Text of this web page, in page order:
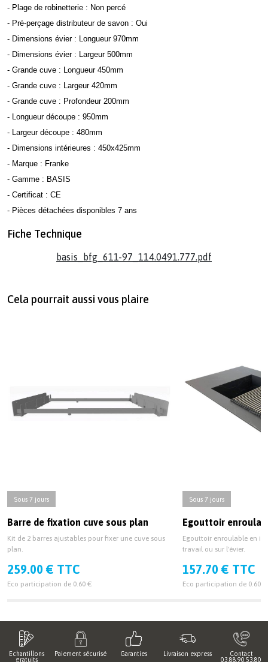
- Plage de robinetterie : Non percé
- Pré-perçage distributeur de savon : Oui
- Dimensions évier : Longueur 970mm
- Dimensions évier : Largeur 500mm
- Grande cuve : Longueur 450mm
- Grande cuve : Largeur 420mm
- Grande cuve : Profondeur 200mm
- Longueur découpe : 950mm
- Largeur découpe : 480mm
- Dimensions intérieures : 450x425mm
- Marque : Franke
- Gamme : BASIS
- Certificat : CE
- Pièces détachées disponibles 7 ans
Fiche Technique
basis_bfg_611-97_114.0491.777.pdf
Cela pourrait aussi vous plaire
Sous 7 jours
Barre de fixation cuve sous plan
Kit de 2 barres ajustables pour fixer une cuve sous
plan.
259.00 € TTC
Eco participation de 0.60 €
Sous 7 jours
Egouttoir
Egouttoir enroulable en
travail ou sur l'évier.
157.70 € TTC
Eco participation de 0.60 €
Echantillons
gratuits
Paiement sécurisé Garanties Livraison express
Contact
03.88.90.53.80